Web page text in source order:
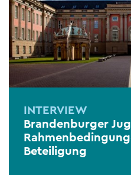
INTERVIEW
Brandenburger
Beteiligung